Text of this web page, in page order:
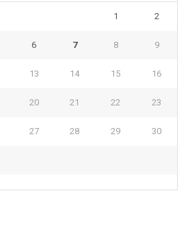
1 2
6 7 8 9
13 14 15 16
20 21 22 23
27 28 29 30